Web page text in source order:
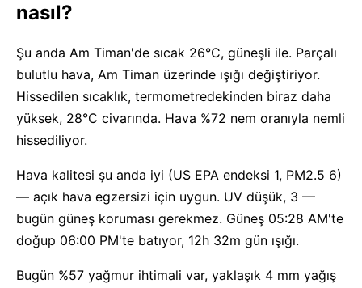
nasıl?
Şu anda Am Timan'de sıcak 26°C, güneşli ile. Parçalı
bulutlu hava, Am Timan üzerinde ışığı değiştiriyor.
Hissedilen sıcaklık, termometredekinden biraz daha
yüksek, 28°C civarında. Hava %72 nem oranıyla nemli
hissediliyor.
Hava kalitesi şu anda iyi (US EPA endeksi 1, PM2.5 6)
— açık hava egzersizi için uygun. UV düşük, 3 —
bugün güneş koruması gerekmez. Güneş 05:28 AM'te
doğup 06:00 PM'te batıyor, 12h 32m gün ışığı.
Bugün %57 yağmur ihtimali var, yaklaşık 4 mm yağış